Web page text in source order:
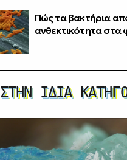
Πώς τα βακτήρια
ανθεκτικότητα
ΣΤΗΝ ΊΔΙΑ